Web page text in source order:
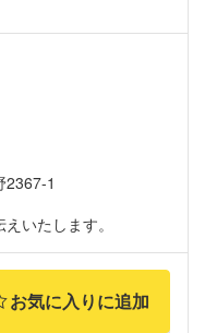
2367-1
いたします。
お気に入りに追加